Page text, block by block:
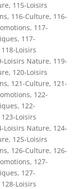
, 115-Loisirs
, 116-Culture, 116-
, 117-
, 117-
118-Loisirs
Loisirs Nature, 119-
, 120-Loisirs
, 121-Culture, 121-
, 122-
, 122-
123-Loisirs
Loisirs Nature, 124-
, 125-Loisirs
, 126-Culture, 126-
, 127-
, 127-
128-Loisirs